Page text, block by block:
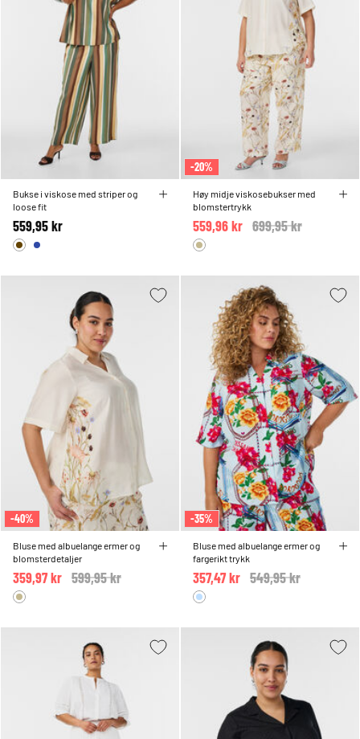
Bukse i viskose med striper og
loose fit
559,95 kr
-20%
Høy midje viskosebukser med
blomstertrykk
Price reduced from
699,95 kr
559,96 kr
-40%
Bluse med albuelange ermer og
blomsterdetaljer
Price reduced from
599,95 kr
359,97 kr
-35%
Bluse med albuelange ermer og
fargerikt trykk
Price reduced from
549,95 kr
357,47 kr